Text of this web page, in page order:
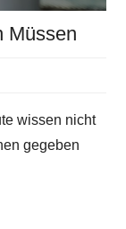
Müssen
wissen nicht
gegeben